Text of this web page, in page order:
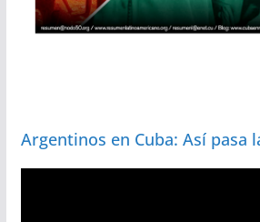
Argentinos en Cuba: Así pasa